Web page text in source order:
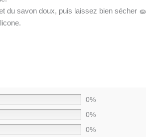
du savon doux, puis laissez bien sécher 🧽
0%
0%
0%